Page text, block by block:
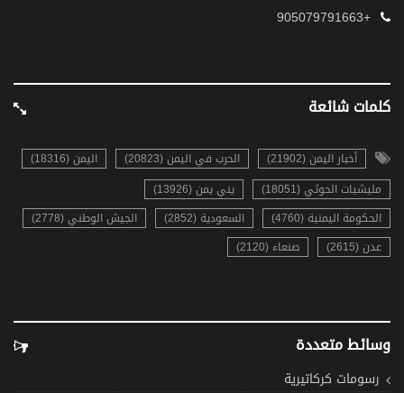
+905079791663
كلمات شائعة
أخبار اليمن (21902) الحرب في اليمن (20823)
اليمن (18316)
مليشيات الحوثي (18051)
يني يمن (13926)
الحكومة اليمنية (4760)
السعودية (2852)
الجيش الوطني (2778)
عدن (2615)
صنعاء (2120)
وسائط متعددة
رسومات كركاتيرية